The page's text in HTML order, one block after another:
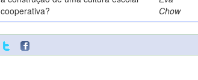
cooperativa?
Chow